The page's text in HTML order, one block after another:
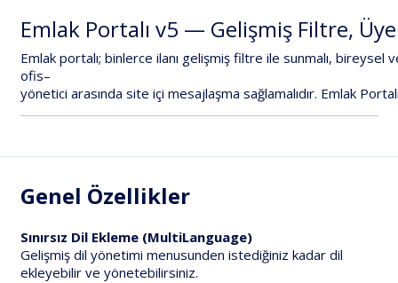
Emlak Portalı v5 — Gelişmiş Filtre,
Emlak portalı; binlerce ilanı gelişmiş filtre ile sunmalı, bireysel
ofis–
yönetici arasında site içi mesajlaşma sağlamalıdır. Emlak
Genel Özellikler
Sınırsız Dil Ekleme (MultiLanguage)
Gelişmiş dil yönetimi menusunden istediğiniz kadar dil
ekleyebilir ve yönetebilirsiniz.